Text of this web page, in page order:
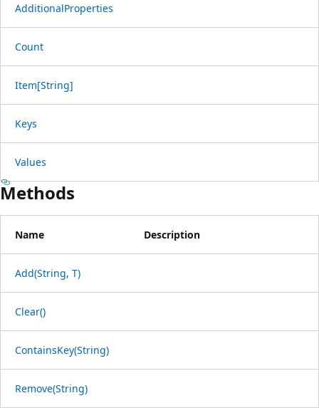
AdditionalProperties
Count
Item[String]
Keys
Values
Methods
Name Description
Add(String, T)
Clear()
ContainsKey(String)
Remove(String)